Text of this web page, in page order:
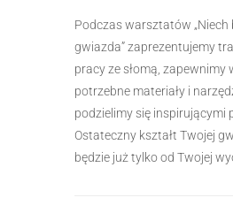
Podczas warsztatów „Niech
gwiazda” zaprezentujemy
pracy ze słomą, zapewnimy
potrzebne materiały i
podzielimy się inspirującymi
Ostateczny kształt Twojej
będzie już tylko od Twojej